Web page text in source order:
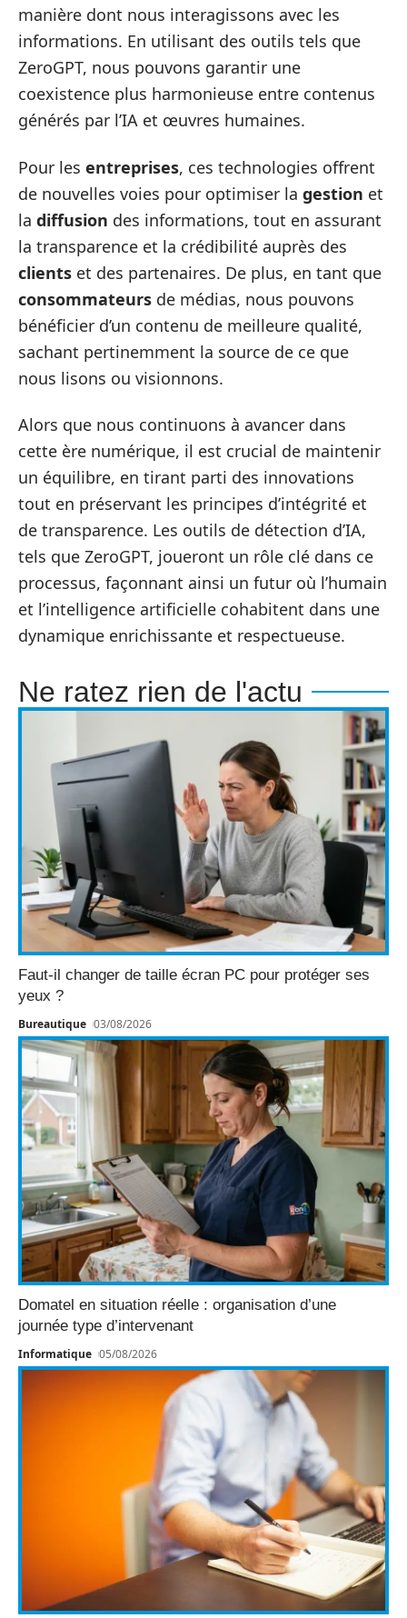
manière dont nous interagissons avec les
informations. En utilisant des outils tels que
ZeroGPT, nous pouvons garantir une
coexistence plus harmonieuse entre contenus
générés par l’IA et œuvres humaines.
Pour les entreprises, ces technologies offrent
de nouvelles voies pour optimiser la gestion et
la diffusion des informations, tout en assurant
la transparence et la crédibilité auprès des
clients et des partenaires. De plus, en tant que
consommateurs de médias, nous pouvons
bénéficier d’un contenu de meilleure qualité,
sachant pertinemment la source de ce que
nous lisons ou visionnons.
Alors que nous continuons à avancer dans
cette ère numérique, il est crucial de maintenir
un équilibre, en tirant parti des innovations
tout en préservant les principes d’intégrité et
de transparence. Les outils de détection d’IA,
tels que ZeroGPT, joueront un rôle clé dans ce
processus, façonnant ainsi un futur où l’humain
et l’intelligence artificielle cohabitent dans une
dynamique enrichissante et respectueuse.
Ne ratez rien de l'actu
Faut-il changer de taille écran PC pour protéger ses
yeux ?
Bureautique 03/08/2026
Domatel en situation réelle : organisation d’une
journée type d’intervenant
Informatique 05/08/2026